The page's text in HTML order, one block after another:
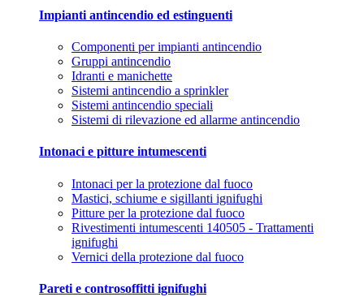
Impianti antincendio ed estinguenti
Componenti per impianti antincendio
Gruppi antincendio
Idranti e manichette
Sistemi antincendio a sprinkler
Sistemi antincendio speciali
Sistemi di rilevazione ed allarme antincendio
Intonaci e pitture intumescenti
Intonaci per la protezione dal fuoco
Mastici, schiume e sigillanti ignifughi
Pitture per la protezione dal fuoco
Rivestimenti intumescenti 140505 - Trattamenti
ignifughi
Vernici della protezione dal fuoco
Pareti e controsoffitti ignifughi